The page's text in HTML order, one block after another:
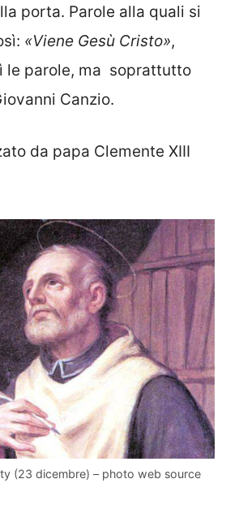
porta. Parole alla quali si
«Viene Gesù Cristo»,
le parole, ma soprattutto
Canzio.
da papa Clemente XIII
(23 dicembre) – photo web source